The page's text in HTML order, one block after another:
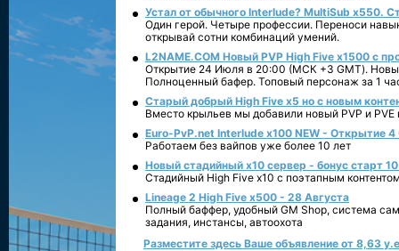
Устал от обычного Interlude? MultiSub x550.
Один герой. Четыре профессии. Переноси
открывай сотни комбинаций умений.
L2NAME.COM Новый PVP High Five x1500 с
Открытие 24 Июля в 20:00 (МСК +3 GMT).
Полноценный бафер. Топовый персонаж за 1
Старый добрый High Five x5 но с новым
Вместо крыльев мы добавили новый PVP и PVE
Euro-PvP.net Interlude х100 NEW - Открытие 4
Работаем без вайпов уже более 10 лет
Новый стадийный х10 сервер - бонус старт
Стадийный High Five x10 с поэтапным
Lineage 2 High Five x500 - 28 Августа
Полный баффер, удобный GM Shop, система
задания, инстансы, автоохота
Разместите здесь Ваше объявление от 8,63